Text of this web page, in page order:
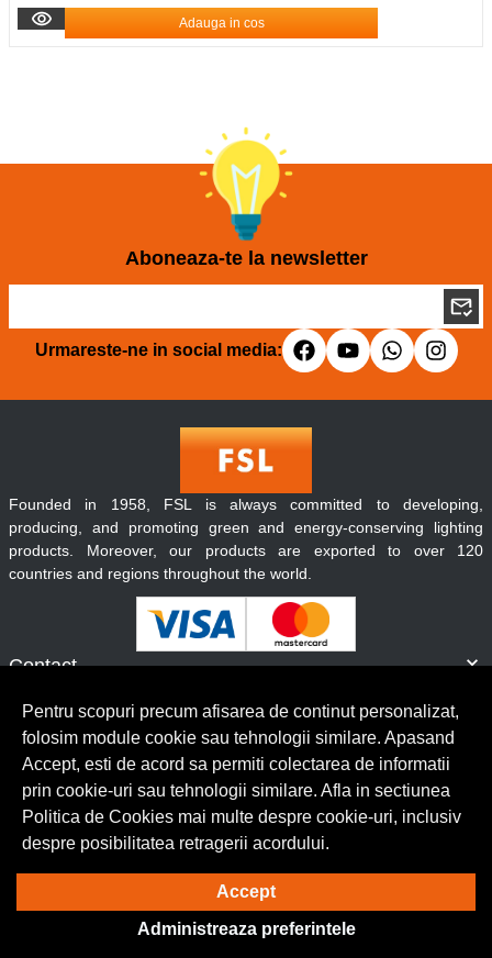
Adauga in cos
Aboneaza-te la newsletter
Urmareste-ne in social media:
Contact
Servicii clienti
Founded in 1958, FSL is always committed to developing,
producing, and promoting green and energy-conserving lighting
products. Moreover, our products are exported to over 120
countries and regions throughout the world.
© Copyright 2026 Lumilux. Toate drepturile rezervate.
Solutie eCommercepowered by
BrowserID:
Pentru scopuri precum afisarea de continut personalizat,
folosim module cookie sau tehnologii similare. Apasand
Accept, esti de acord sa permiti colectarea de informatii
prin cookie-uri sau tehnologii similare. Afla in sectiunea
Politica de Cookies mai multe despre cookie-uri, inclusiv
despre posibilitatea retragerii acordului.
Accept
Administreaza preferintele